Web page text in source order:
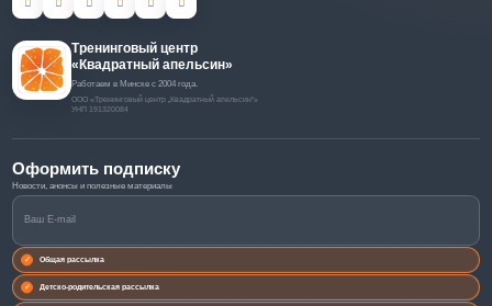
Тренинговый центр
«Квадратный апельсин»
Работаем в Минске с 2004 года.
ООО «Тренинговый центр „Квадратный апельсин“»
УНП 191320084
Оформить подписку
Общая рассылка
Детско-родительская рассылка